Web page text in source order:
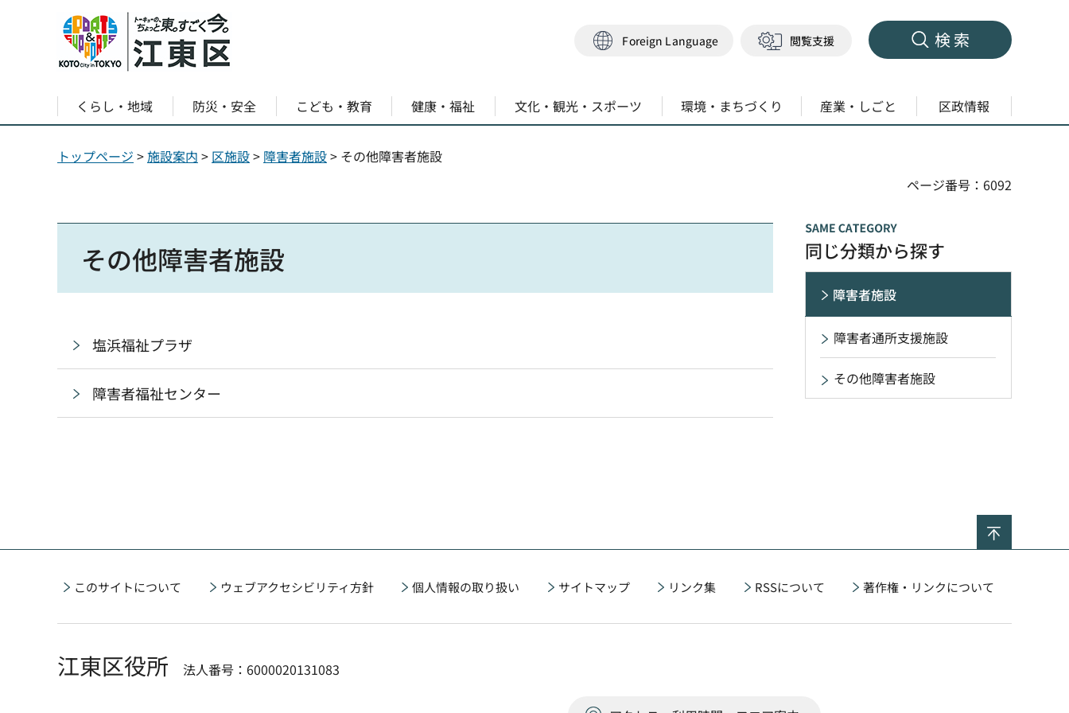
Foreign Language 閲覧支援 検索
くらし・地域 防災・安全 こども・教育 健康・福祉 文化・観光・スポーツ 環境・まちづくり 産業・しごと 区政情報
トップページ >施設案内 > 区施設> 障害者施設> その他障害者施設
ページ番号：6092
その他障害者施設
塩浜福祉プラザ
障害者福祉センター
同じ分類から探す
障害者施設
障害者通所支援施設
その他障害者施設
このサイトについて ウェブアクセシビリティ方針 個人情報の取り扱い サイトマップ リンク集 RSSについて 著作権・リンクについて
江東区役所 法人番号：6000020131083